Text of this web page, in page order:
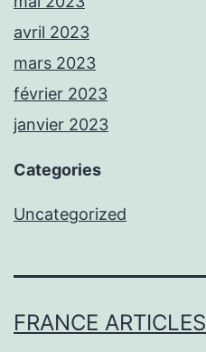
avril 2023
mars 2023
février 2023
janvier 2023
Categories
Uncategorized
FRANCE ARTICLES